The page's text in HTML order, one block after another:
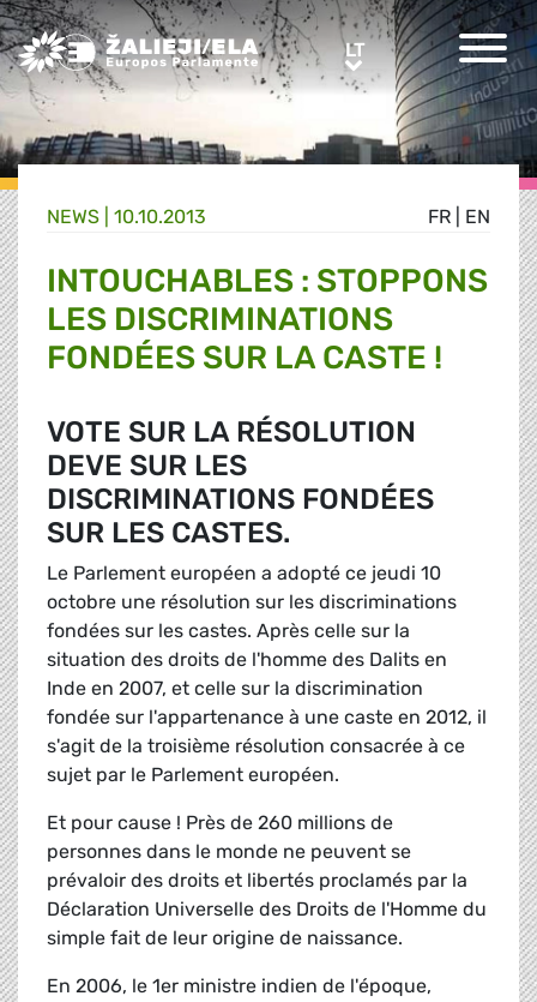
Greens/EFA Home LTLT
FR EN
NEWS | 10.10.2013
INTOUCHABLES : STOPPONS
LES DISCRIMINATIONS
FONDÉES SUR LA CASTE !
VOTE SUR LA RÉSOLUTION
DEVE SUR LES
DISCRIMINATIONS FONDÉES
SUR LES CASTES.
Le Parlement européen a adopté ce jeudi 10
octobre une résolution sur les discriminations
fondées sur les castes. Après celle sur la
situation des droits de l'homme des Dalits en
Inde en 2007, et celle sur la discrimination
fondée sur l'appartenance à une caste en 2012, il
s'agit de la troisième résolution consacrée à ce
sujet par le Parlement européen.
Et pour cause ! Près de 260 millions de
personnes dans le monde ne peuvent se
prévaloir des droits et libertés proclamés par la
Déclaration Universelle des Droits de l'Homme du
simple fait de leur origine de naissance.
En 2006, le 1er ministre indien de l'époque,